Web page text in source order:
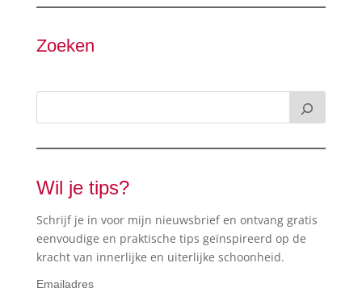
Zoeken
Wil je tips?
Schrijf je in voor mijn nieuwsbrief en ontvang gratis
eenvoudige en praktische tips geïnspireerd op de
kracht van innerlijke en uiterlijke schoonheid.
Emailadres